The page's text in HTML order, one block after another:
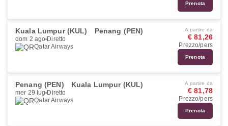
Prenota
Kuala Lumpur (KUL) Penang (PEN)
dom 2 ago Diretto
Qatar Airways
A partire da
€ 81,26
Prezzo/pers
Prenota
Penang (PEN) Kuala Lumpur (KUL)
mer 29 lug Diretto
Qatar Airways
A partire da
€ 81,78
Prezzo/pers
Prenota